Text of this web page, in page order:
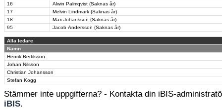
16
Alwin Palmqvist (Saknas år)
17
Melvin Lindmark (Saknas år)
18
Max Johansson (Saknas år)
95
Jacob Andersson (Saknas år)
Alla ledare
Namn
Henrik Bertilsson
Johan Nilsson
Christian Johansson
Stefan Kogg
Stämmer inte uppgifterna? - Kontakta din iBIS-
iBIS.